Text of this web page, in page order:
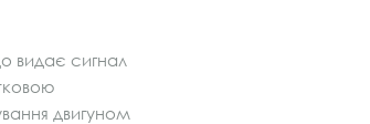
видає сигнал
двигуном